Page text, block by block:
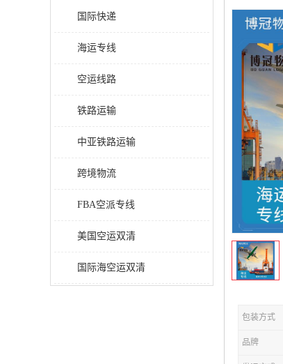
国际快递
海运专线
空运线路
铁路运输
中亚铁路运输
跨境物流
FBA空派专线
美国空运双清
国际海空运双清
包装方式
品牌